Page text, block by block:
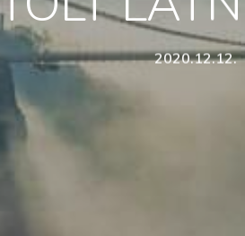
2020.12.12.